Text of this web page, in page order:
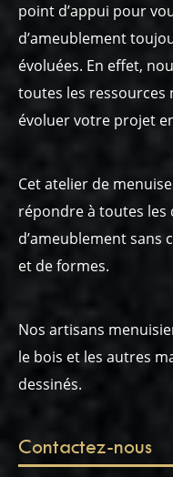
point d’appui pour
d’ameublement
évoluées. En effet,
toutes les ressources
évoluer votre projet
Cet atelier de
répondre à toutes les
d’ameublement sans
et de formes.
Nos artisans
le bois et les autres
dessinés.
Contactez-nous